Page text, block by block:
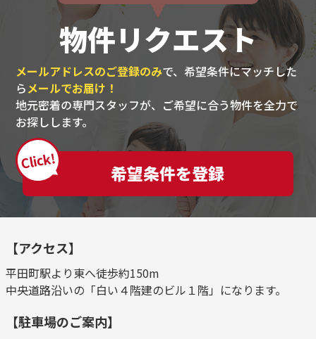
物件リクエスト
メールアドレスのご登録のみで、希望条件にマッチした
らメールでお届け！
地元密着の専門スタッフが、ご希望に合う物件を全力で
お探しします。
Click!
希望条件を登録
【アクセス】
平田町駅より東へ徒歩約150m
中央道路沿いの「白い４階建のビル１階」になります。
【駐車場のご案内】